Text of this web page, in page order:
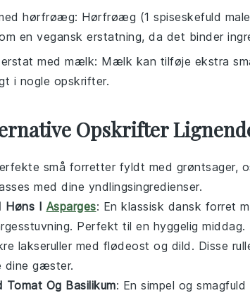
hørfrøæg: Hørfrøæg (1 spiseskefuld
en vegansk erstatning, da det binder
med mælk: Mælk kan tilføje ekstra
i nogle opskrifter.
Opskrifter
små forretter fyldt med grøntsager,
med dine yndlingsingredienser.
Høns I Asparges: En klassisk dansk forret
. Perfekt til en hyggelig middag.
lakseruller med flødeost og dild . Disse
dine gæster.
Tomat Og Basilikum: En simpel og smagfuld